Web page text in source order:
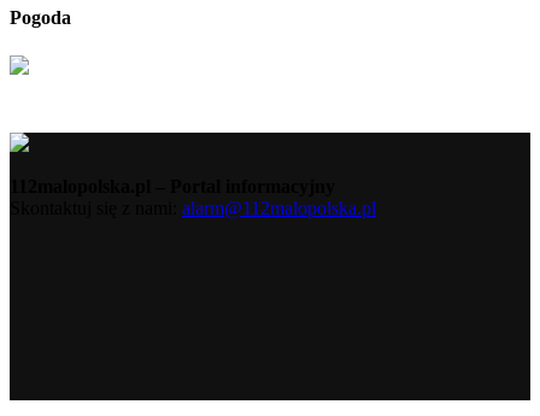
Pogoda
alarm@112malopolska.pl